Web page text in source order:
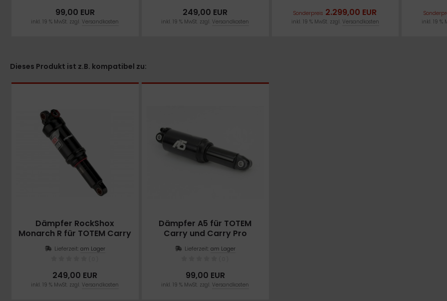
99,00 EUR
inkl. 19 % MwSt. zzgl.Versandkosten
249,00 EUR
inkl. 19 % MwSt. zzgl.Versandkosten
Sonderpreis 2.299,00 EUR
inkl. 19 % MwSt. zzgl. Versandkosten inkl. 19 %
Dieses Produkt ist z.B. kompatibel zu:
Dämpfer RockShox
Monarch R für TOTEM Carry
Lieferzeit: am Lager
249,00 EUR
inkl. 19 % MwSt. zzgl.Versandkosten
Dämpfer A5 für TOTEM
Carry und Carry Pro
Lieferzeit: am Lager
99,00 EUR
inkl. 19 % MwSt. zzgl.Versandkosten